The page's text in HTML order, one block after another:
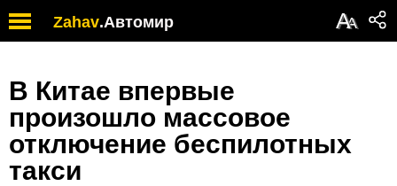
Zahav.Автомир АА
В Китае впервые
произошло массовое
отключение беспилотных
такси